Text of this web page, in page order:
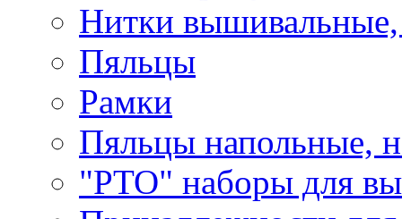
Нитки
Пяльцы
Рамки
Пяльцы напольные,
"РТО" наборы для